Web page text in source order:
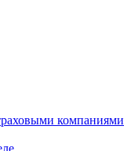
компаниями